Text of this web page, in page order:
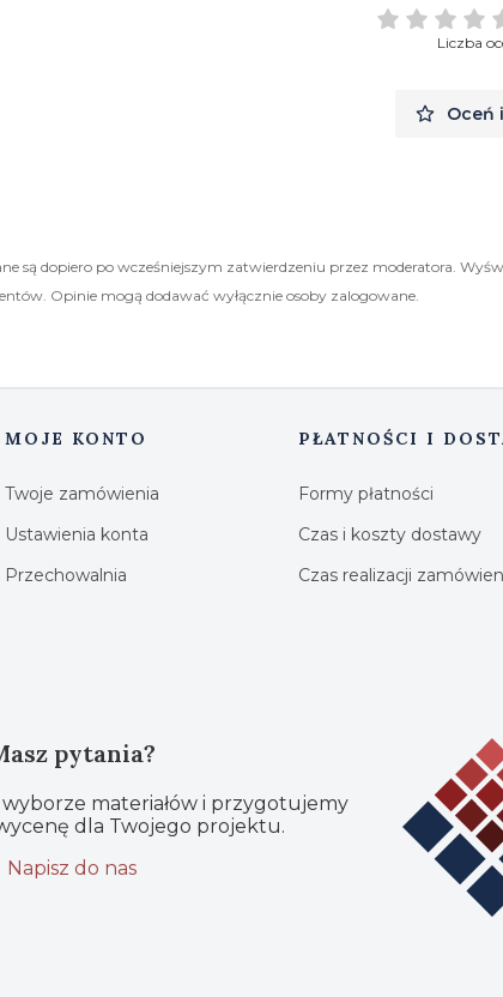
Liczba
Oceń
są dopiero po wcześniejszym zatwierdzeniu przez moderatora.
Opinie mogą dodawać wyłącznie osoby zalogowane.
MOJE KONTO
Twoje zamówienia
Ustawienia konta
Przechowalnia
PŁATNOŚCI I
Formy płatności
Czas i koszty dostawy
Czas realizacji
pytania?
materiałów i przygotujemy
dla Twojego projektu.
Napisz do nas